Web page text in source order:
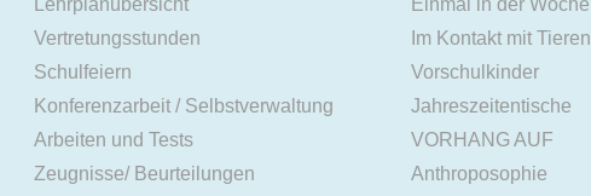
Lehrplanübersicht
Vertretungsstunden
Schulfeiern
Konferenzarbeit / Selbstverwaltung
Arbeiten und Tests
Zeugnisse/ Beurteilungen
Einmal in der Woche
Im Kontakt mit Tieren
Vorschulkinder
Jahreszeitentische
VORHANG AUF
Anthroposophie